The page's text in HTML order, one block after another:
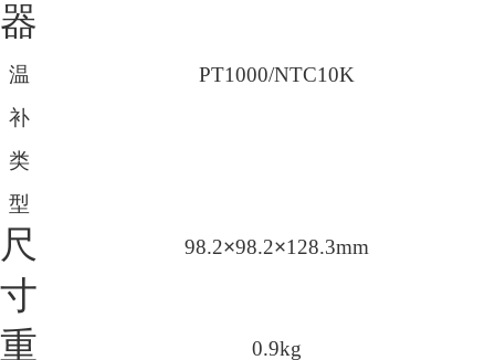
器
温
补
类
型
PT1000/NTC10K
尺
寸
98.2×98.2×128.3mm
重 0.9kg